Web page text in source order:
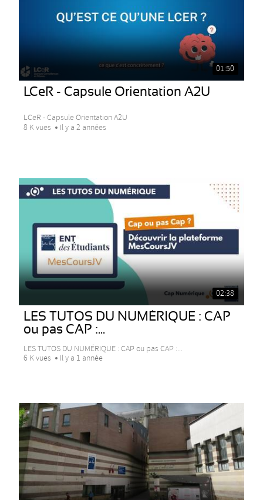
01:50
LCeR - Capsule Orientation A2U
LCeR - Capsule Orientation A2U
8 K vues
Il y a 2 années
02:38
LES TUTOS DU NUMÉRIQUE : CAP
ou pas CAP :...
LES TUTOS DU NUMÉRIQUE : CAP ou pas CAP :...
6 K vues
Il y a 1 année